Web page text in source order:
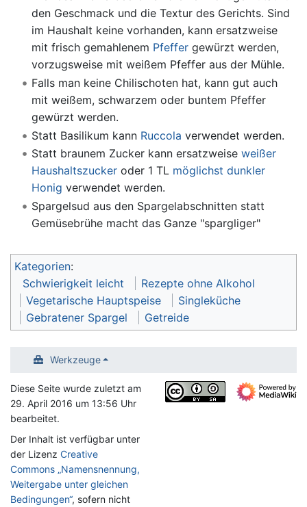
den Geschmack und die Textur des Gerichts. Sind
im Haushalt keine vorhanden, kann ersatzweise
mit frisch gemahlenem Pfeffergewürzt werden,
vorzugsweise mit weißem Pfeffer aus der Mühle.
Falls man keine Chilischoten hat, kann gut auch
mit weißem, schwarzem oder buntem Pfeffer
gewürzt werden.
Statt Basilikum kann Ruccola verwendet werden.
Statt braunem Zucker kann ersatzweise weißer
Haushaltszuckeroder 1 TL möglichst dunkler
Honig verwendet werden.
Spargelsud aus den Spargelabschnitten statt
Gemüsebrühe macht das Ganze "spargliger"
Kategorien:
Schwierigkeit leicht
Rezepte ohne Alkohol
Vegetarische Hauptspeise
Singleküche
Gebratener Spargel
Getreide
Werkzeuge
Diese Seite wurde zuletzt am
29. April 2016 um 13:56 Uhr
bearbeitet.
Der Inhalt ist verfügbar unter
der Lizenz Creative
Commons „Namensnennung,
Weitergabe unter gleichen
Bedingungen“, sofern nicht